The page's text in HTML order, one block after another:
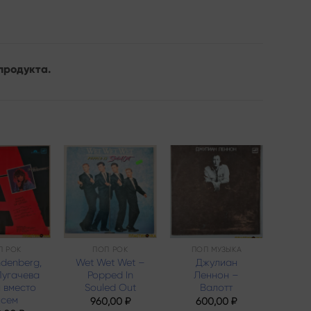
Add to
wishlist
РОК
Add to
wishlist
ПОП РОК
Wet Wet Wet –
Popped In
Souled Out
960,00 ₽
Add to
ПОП МУЗЫКА
Джулиан
Леннон –
Валотт
600,00₽